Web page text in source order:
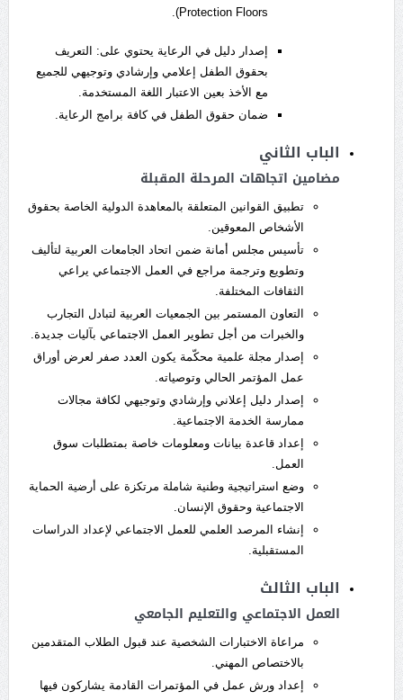
Protection Floors).
إصدار دليل في الرعاية يحتوي على: التعريف
بحقوق الطفل إعلامي وإرشادي وتوجيهي للجميع
مع الأخذ بعين الاعتبار اللغة المستخدمة.
ضمان حقوق الطفل في كافة برامج الرعاية.
الباب الثاني
مضامين اتجاهات المرحلة المقبلة
تطبيق القوانين المتعلقة بالمعاهدة الدولية الخاصة بحقوق
الأشخاص المعوقين.
تأسيس مجلس أمانة ضمن اتحاد الجامعات العربية لتأليف
وتطويع وترجمة مراجع في العمل الاجتماعي يراعي
الثقافات المختلفة.
التعاون المستمر بين الجمعيات العربية لتبادل التجارب
والخبرات من أجل تطوير العمل الاجتماعي بآليات جديدة.
إصدار مجلة علمية محكّمة يكون العدد صفر لعرض أوراق
عمل المؤتمر الحالي وتوصياته.
إصدار دليل إعلاني وإرشادي وتوجيهي لكافة مجالات
ممارسة الخدمة الاجتماعية.
إعداد قاعدة بيانات ومعلومات خاصة بمتطلبات سوق
العمل.
وضع استراتيجية وطنية شاملة مرتكزة على أرضية الحماية
الاجتماعية وحقوق الإنسان.
إنشاء المرصد العلمي للعمل الاجتماعي لإعداد الدراسات
المستقبلية.
الباب الثالث
العمل الاجتماعي والتعليم الجامعي
مراعاة الاختبارات الشخصية عند قبول الطلاب المتقدمين
بالاختصاص المهني.
إعداد ورش عمل في المؤتمرات القادمة يشاركون فيها